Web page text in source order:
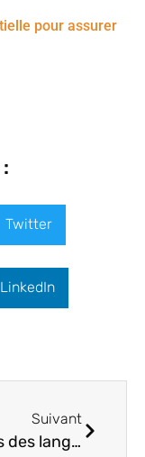
pour assurer
Twitter
LinkedIn
Suivant
Origines des langues et familles linguistiques